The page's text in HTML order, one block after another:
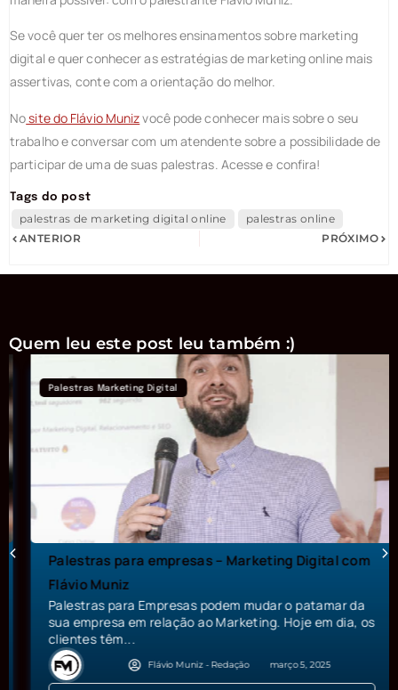
Se você quer ter os melhores ensinamentos sobre marketing
digital e quer conhecer as estratégias de marketing online mais
assertivas, conte com a orientação do melhor.
Nosite do Flávio Munizvocê pode conhecer mais sobre o seu
trabalho e conversar com um atendente sobre a possibilidade de
participar de uma de suas palestras. Acesse e confira!
Tags do post
palestras de marketing digital online
palestras online
ANTERIOR
PRÓXIMO
Quem leu este post leu também :)
Palestras Marketing Digital
Palestras para empresas – Marketing Digital com
Flávio Muniz
Palestras para Empresas podem mudar o patamar da
sua empresa em relação ao Marketing. Hoje em dia, os
clientes têm...
Flávio Muniz - Redação março 5, 2025